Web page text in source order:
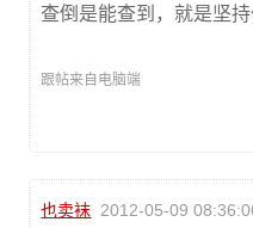
查倒是能查到，就是坚持
跟帖来自电脑端
也卖袜 2012-05-09